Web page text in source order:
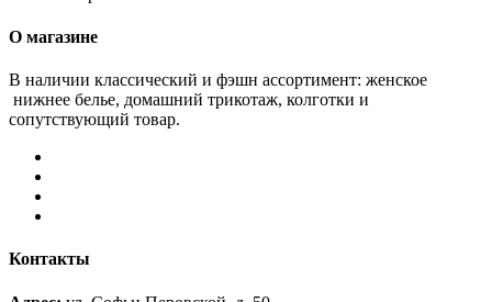
О магазине
В наличии классический и фэшн ассортимент: женское
нижнее белье, домашний трикотаж, колготки и
сопутствующий товар.
Контакты